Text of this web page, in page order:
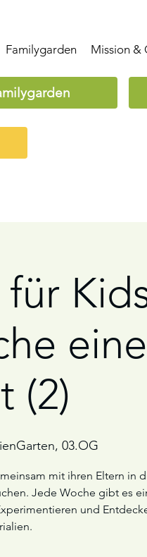
Familygarden Mission &
(2)
03.OG
mit ihren Eltern in
Jede Woche gibt es
und